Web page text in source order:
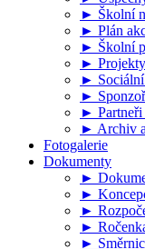
► Školní
► Plán
► Školní
► Projekty
►
►
► Partneři
► Archiv
Fotogalerie
Dokumenty
►
►
►
►
►